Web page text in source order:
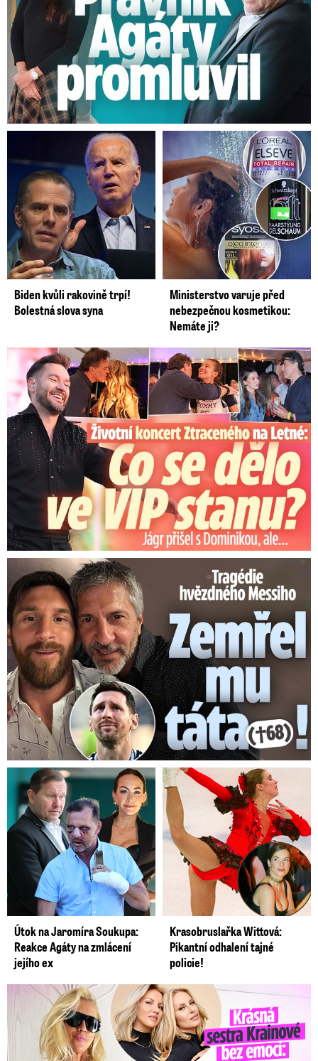
Biden kvůli rakovině trpí!
Bolestná slova syna
Ministerstvo varuje před
nebezpečnou kosmetikou:
Nemáte ji?
Koncert Ztraceného na Letné: Jágr přišel s Dominikou, ale...
Tragédie hvězdného Messiho: Zemřel mu táta (†68)!
Útok na Jaromíra Soukupa:
Reakce Agáty na zmlácení
jejího ex
Krasobruslařka Wittová:
Pikantní odhalení tajné
policie!
Krásná sestra Krainové bez emocí: Mám to za pár…